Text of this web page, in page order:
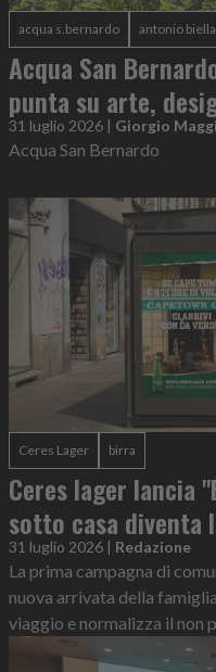
acqua s.bernardo antonio biella
Acqua San
punta su arte,
31 luglio 2026 | Giorgio Maggi
Acqua San Bernardo
Ceres Lager birra
Ceres lager lancia
sotto casa diventa
31 luglio 2026 | Redazione
La prima campagna di
nuova arrivata della
viaggio e normalizza il non